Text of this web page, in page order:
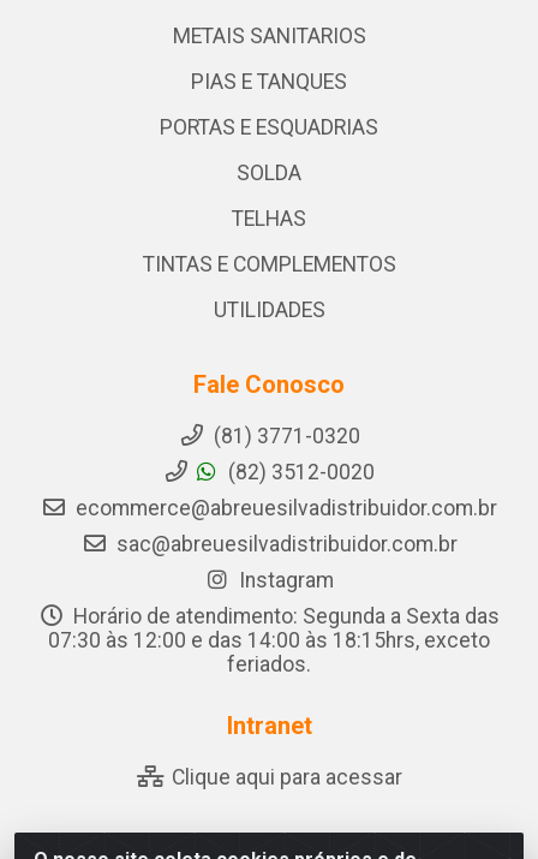
METAIS SANITARIOS
PIAS E TANQUES
PORTAS E ESQUADRIAS
SOLDA
TELHAS
TINTAS E COMPLEMENTOS
UTILIDADES
Fale Conosco
(81) 3771-0320
(82) 3512-0020
ecommerce@abreuesilvadistribuidor.com.br
sac@abreuesilvadistribuidor.com.br
Instagram
Horário de atendimento: Segunda a Sexta das
07:30 às 12:00 e das 14:00 às 18:15hrs, exceto
feriados.
Intranet
Clique aqui para acessar